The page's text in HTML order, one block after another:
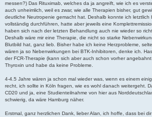
messen?) Das Rituximab, welches da ja angreift, wie ich es
auch unheimlich, weil es zwar, wie alle Therapien bisher, gut
deutliche Neutropenie gemacht hat. Deshalb konnte ich
vollständig durchführen, hatte aber jeweils eine
haben sich nach der letzten Behandlung auch nie wieder so
Deshalb wäre mir eine Therapie, die nicht so starke
Blutbild hat, ganz lieb. Bisher habe ich keine Herzprobleme,
wären ja so Nebenwirkungen bei BTK-Inhibitoren, denke ich.
der FCR-Therapie (kann sich aber auch schon vorher
Thyroxin und habe da keine Probleme.
4-4.5 Jahre wären ja schon mal wieder was, wenn es einem
recht, ich sollte in Köln fragen, wie es wohl danach weitergeht.
CD20 und ja, eine Studienteilnahme von hier aus
schwierig, da wäre Hamburg näher.
Erstmal, ganz herzlichen Dank, lieber Alan, ich hoffe, dass bei